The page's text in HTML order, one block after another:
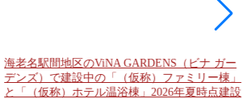
海老名駅間地区のViNA GARDENS（ビナ ガー
デンズ）で建設中の「（仮称）ファミリー棟」
と「（仮称）ホテル温浴棟」2026年夏時点建設